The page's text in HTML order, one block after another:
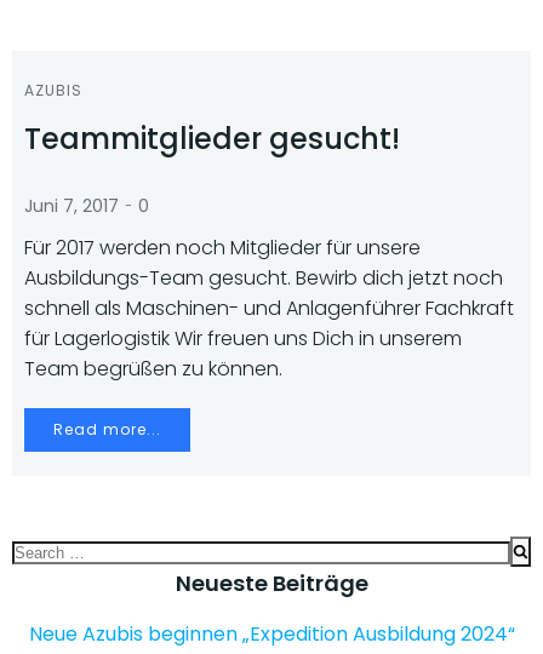
AZUBIS
Teammitglieder gesucht!
Juni 7, 2017 - 0
Für 2017 werden noch Mitglieder für unsere
Ausbildungs-Team gesucht. Bewirb dich jetzt noch
schnell als Maschinen- und Anlagenführer Fachkraft
für Lagerlogistik Wir freuen uns Dich in unserem
Team begrüßen zu können.
Read more...
Search
Neueste Beiträge
Neue Azubis beginnen „Expedition Ausbildung 2024“